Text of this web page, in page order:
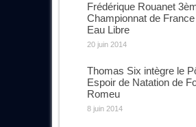
Frédérique Rouanet
Championnat de
Eau Libre
20 juin 2014
Thomas Six intègre le
Espoir de Natation de
Romeu
8 juin 2014